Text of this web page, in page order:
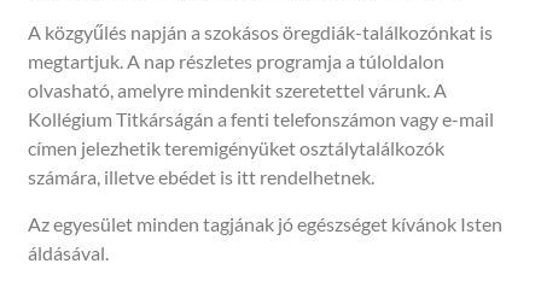
A közgyűlés napján a szokásos öregdiák-találkozónkat is
megtartjuk. A nap részletes programja a túloldalon
olvasható, amelyre mindenkit szeretettel várunk. A
Kollégium Titkárságán a fenti telefonszámon vagy e-mail
címen jelezhetik teremigényüket osztálytalálkozók
számára, illetve ebédet is itt rendelhetnek.
Az egyesület minden tagjának jó egészséget kívánok Isten
áldásával.